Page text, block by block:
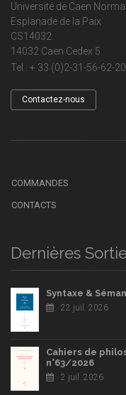
Université de Caen
Esplanade de la Paix
CS14032
14032 Caen Cedex 5
Tel : + 33 (0)2-31-56-62-20
Contactez-nous
COMMANDES
CONTACTS
Dernières
Syntaxe &
22 juil. 2026
Cahiers de
n°63/2026
2 juil. 2026